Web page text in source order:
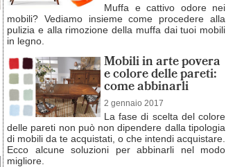
Muffa e cattivo odore nei
mobili? Vediamo insieme come procedere alla
pulizia e alla rimozione della muffa dai tuoi mobili
in legno.
Mobili in arte povera
e colore delle pareti:
come abbinarli
2 gennaio 2017
La fase di scelta del colore
delle pareti non può non dipendere dalla tipologia
di mobili da te acquistati, o che intendi acquistare.
Ecco alcune soluzioni per abbinarli nel modo
migliore.